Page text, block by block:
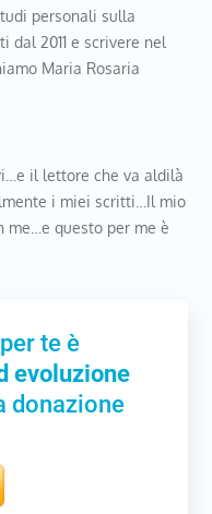
personali sulla
dal 2011 e scrivere nel
Maria Rosaria
il lettore che va aldilà
i miei scritti…Il mio
me…e questo per me è
te è
evoluzione
donazione